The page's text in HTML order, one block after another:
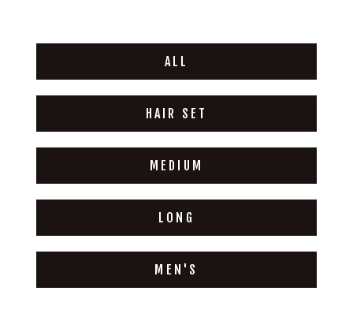
ALL
HAIR SET
MEDIUM
LONG
MEN'S